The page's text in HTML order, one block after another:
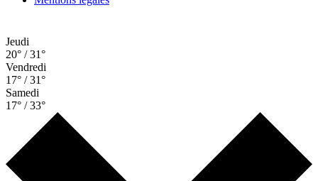
Jeudi
20° / 31°
Vendredi
17° / 31°
Samedi
17° / 33°